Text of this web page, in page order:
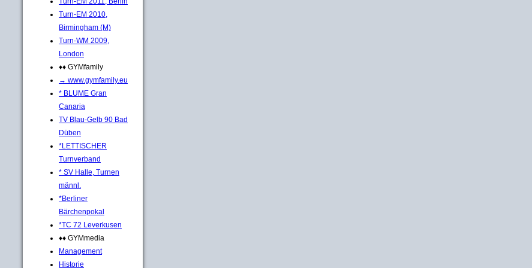
Turn-EM 2010,
Birmingham (M)
Turn-WM 2009,
London
♦♦ GYMfamily
→ www.gymfamily.eu
* BLUME Gran
Canaria
TV Blau-Gelb 90 Bad
Düben
*LETTISCHER
Turnverband
* SV Halle, Turnen
männl.
*Berliner
Bärchenpokal
*TC 72 Leverkusen
♦♦ GYMmedia
Management
Historie